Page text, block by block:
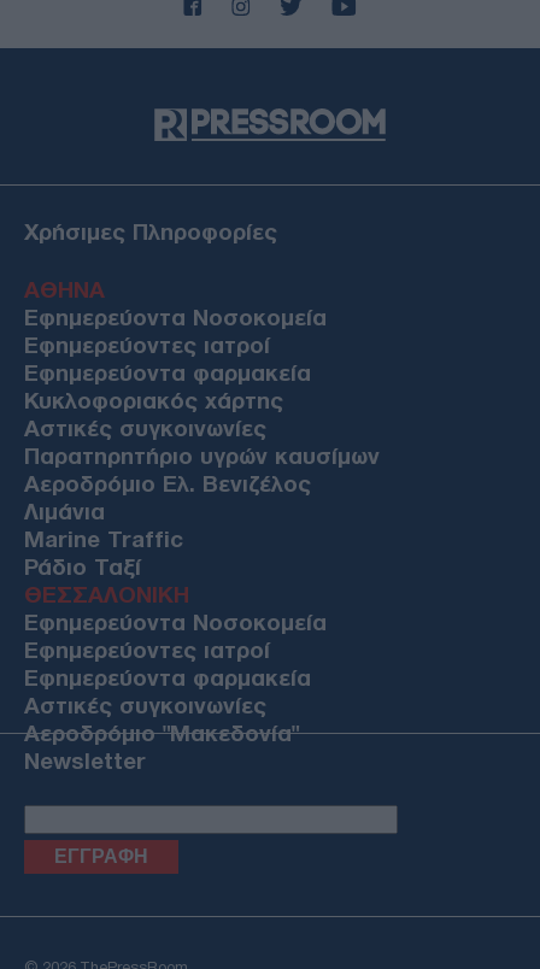
Χρήσιμες Πληροφορίες
ΑΘΗΝΑ
Εφημερεύοντα Νοσοκομεία
Εφημερεύοντες ιατροί
Εφημερεύοντα φαρμακεία
Κυκλοφοριακός χάρτης
Αστικές συγκοινωνίες
Παρατηρητήριο υγρών καυσίμων
Αεροδρόμιο Ελ. Βενιζέλος
Λιμάνια
Marine Traffic
Ράδιο Ταξί
ΘΕΣΣΑΛΟΝΙΚΗ
Εφημερεύοντα Νοσοκομεία
Εφημερεύοντες ιατροί
Εφημερεύοντα φαρμακεία
Αστικές συγκοινωνίες
Αεροδρόμιο "Μακεδονία"
Newsletter